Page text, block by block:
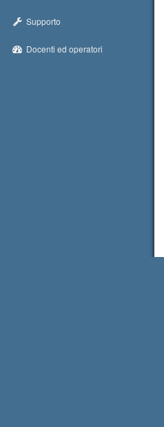
Supporto
Docenti ed operatori